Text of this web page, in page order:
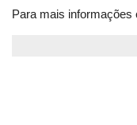
Para mais